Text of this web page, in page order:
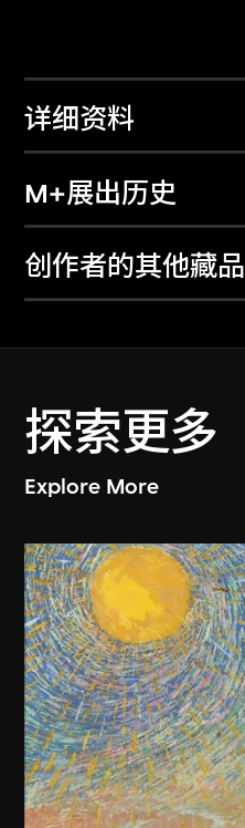
详细资料
M+展出历史
创作者的其他藏品
探索更多
Explore More